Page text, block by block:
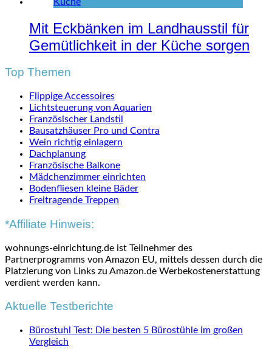
Mit Eckbänken im Landhausstil für
Gemütlichkeit in der Küche sorgen
Top Themen
Flippige Accessoires
Lichtsteuerung von Aquarien
Französischer Landstil
Bausatzhäuser Pro und Contra
Wein richtig einlagern
Dachplanung
Französische Balkone
Mädchenzimmer einrichten
Bodenfliesen kleine Bäder
Freitragende Treppen
*Affiliate Hinweis:
wohnungs-einrichtung.de ist Teilnehmer des
Partnerprogramms von Amazon EU, mittels dessen durch die
Platzierung von Links zu Amazon.de Werbekostenerstattung
verdient werden kann.
Aktuelle Testberichte
Bürostuhl Test: Die besten 5 Bürostühle im großen
Vergleich